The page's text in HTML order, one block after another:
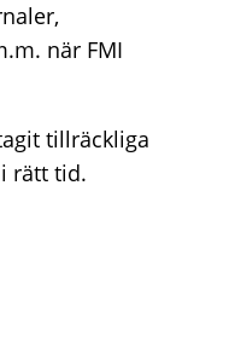
när FMI
tillräckliga
rätt tid.